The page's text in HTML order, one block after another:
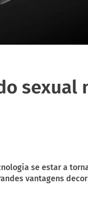
sexual
se estar a
vantagens